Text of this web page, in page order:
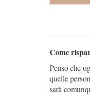
Come
Penso che
quelle
sarà